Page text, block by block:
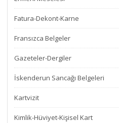
Fatura-Dekont-Karne
Fransızca Belgeler
Gazeteler-Dergiler
İskenderun Sancağı Belgeleri
Kartvizit
Kimlik-Hüviyet-Kişisel Kart